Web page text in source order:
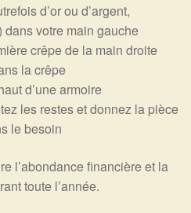
d’or ou d’argent,
dans votre main gauche
crêpe de la main droite
la crêpe
d’une armoire
les restes et donnez la pièce
le besoin
l’abondance financière et la
toute l’année.